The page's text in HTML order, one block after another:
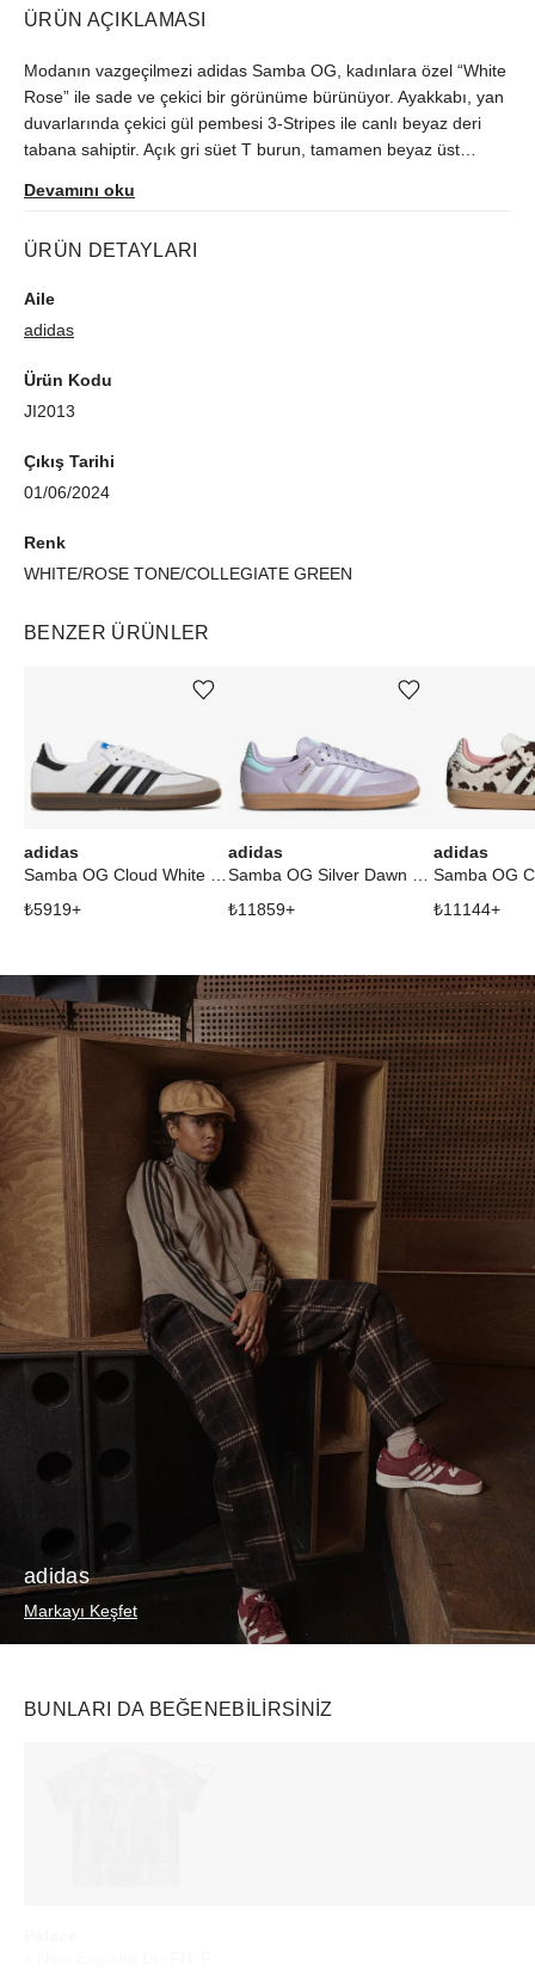
ÜRÜN AÇIKLAMASI
Modanın vazgeçilmezi adidas Samba OG, kadınlara özel “White
Rose” ile sade ve çekici bir görünüme bürünüyor. Ayakkabı, yan
duvarlarında çekici gül pembesi 3-Stripes ile canlı beyaz deri
tabana sahiptir. Açık gri süet T burun, tamamen beyaz üst
boy dikiş genel tasarıma şıklık katıyor. Altın folyo “Samba”
dili süsler. Dokulu kauçuk taban, gardırobunuza kusursuz bir
Devamını oku
ÜRÜN DETAYLARI
Aile
adidas
Ürün Kodu
JI2013
Çıkış Tarihi
01/06/2024
Renk
WHITE/ROSE TONE/COLLEGIATE GREEN
BENZER ÜRÜNLER
adidas
₺5919+
Ürünü istek listesine ekle veya listeden çıkar
adidas
₺11859+
Ürünü istek listesine ekle veya listeden çıkar
adidas
Samba OG
₺11144+
adidas
Markayı Keşfet
BUNLARI DA BEĞENEBILIRSINIZ